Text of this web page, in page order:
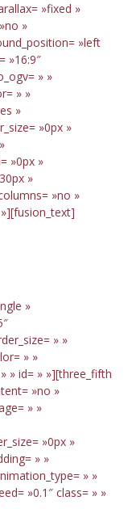
»fixed »
»
»left
»16:9″
» »
» »
»
»0px »
»0px »
»
»no »
»
» »
» »
» id= » »][three_fifth
»no »
» »
»0px »
» »
» »
»0.1″ class= » »